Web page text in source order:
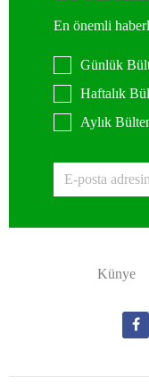
En önemli
Günlük
Haftalık
Aylık
Künye